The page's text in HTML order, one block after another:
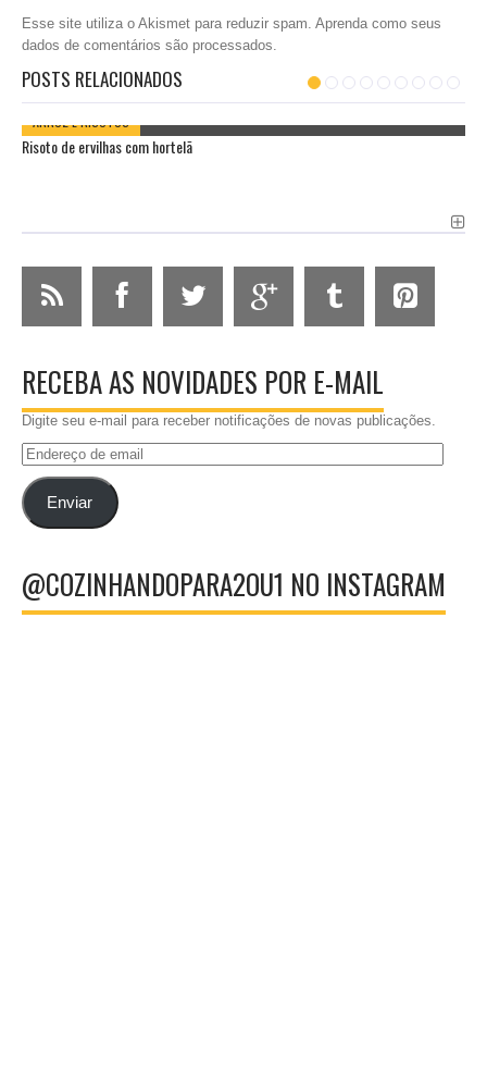
Esse site utiliza o Akismet para reduzir spam. Aprenda como seus
dados de comentários são processados.
POSTS RELACIONADOS
ARROZ E RISOTOS
Risoto de ervilhas com hortelã
RECEBA AS NOVIDADES POR E-MAIL
Digite seu e-mail para receber notificações de novas publicações.
Endereço
emailEnviar
@COZINHANDOPARA2OU1 NO INSTAGRAM